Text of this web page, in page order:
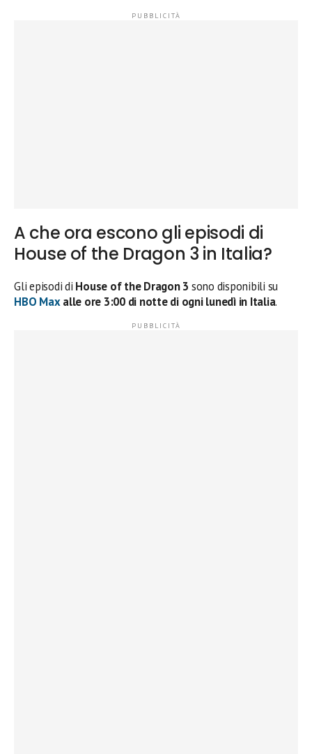
A che ora escono gli episodi di
House of the Dragon 3 in Italia?
Gli episodi di House of the Dragon 3 sono disponibili su
HBO Maxalle ore 3:00 di notte di ogni lunedì in Italia.